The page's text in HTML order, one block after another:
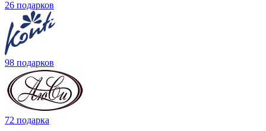
26 подарков
98 подарков
72 подарка